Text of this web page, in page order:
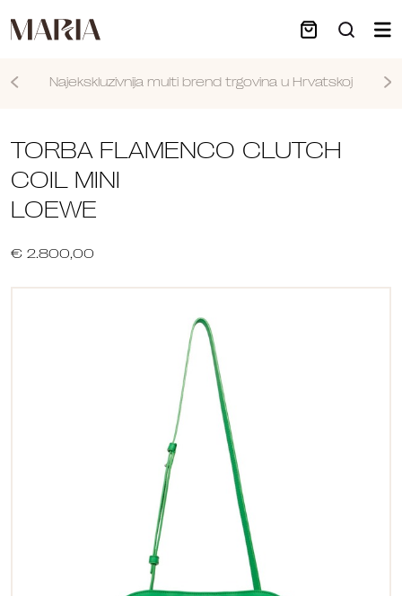
Najekskluzivnija multi brend trgovina u Hrvatskoj
TORBA FLAMENCO CLUTCH
COIL MINI
LOEWE
€ 2.800,00